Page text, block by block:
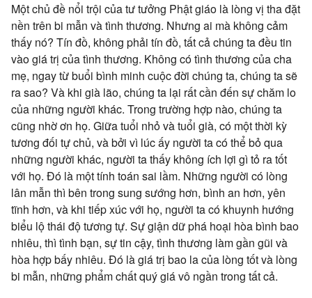
Một chủ đề nổi trội của tư tưởng Phật giáo là lòng vị tha đặt
nền trên bi mẫn và tình thương. Nhưng ai mà không cảm
thấy nó? Tín đồ, không phải tín đồ, tất cả chúng ta đều tin
vào giá trị của tình thương. Không có tình thương của cha
mẹ, ngay từ buổi bình minh cuộc đời chúng ta, chúng ta sẽ
ra sao? Và khi già lão, chúng ta lại rất cần đến sự chăm lo
của những người khác. Trong trường hợp nào, chúng ta
cũng nhờ ơn họ. Giữa tuổi nhỏ và tuổi già, có một thời kỳ
tương đối tự chủ, và bởi vì lúc ấy người ta có thể bỏ qua
những người khác, người ta thấy không ích lợi gì tỏ ra tốt
với họ. Đó là một tính toán sai lầm. Những người có lòng
lân mẫn thì bên trong sung sướng hơn, bình an hơn, yên
tĩnh hơn, và khi tiếp xúc với họ, người ta có khuynh hướng
biểu lộ thái độ tương tự. Sự giận dữ phá hoại hòa bình bao
nhiêu, thì tình bạn, sự tin cậy, tình thương làm gần gũi và
hòa hợp bấy nhiêu. Đó là giá trị bao la của lòng tốt và lòng
bi mẫn, những phẩm chất quý giá vô ngần trong tất cả.